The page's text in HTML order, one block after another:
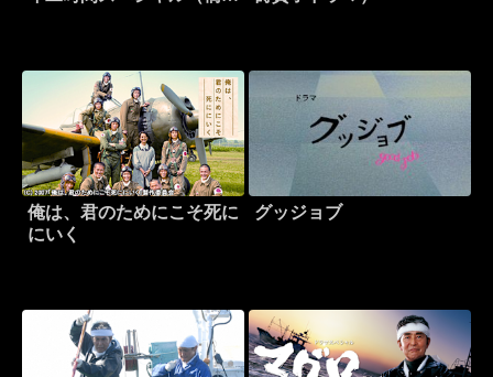
俺は、君のためにこそ死に
にいく
グッジョブ